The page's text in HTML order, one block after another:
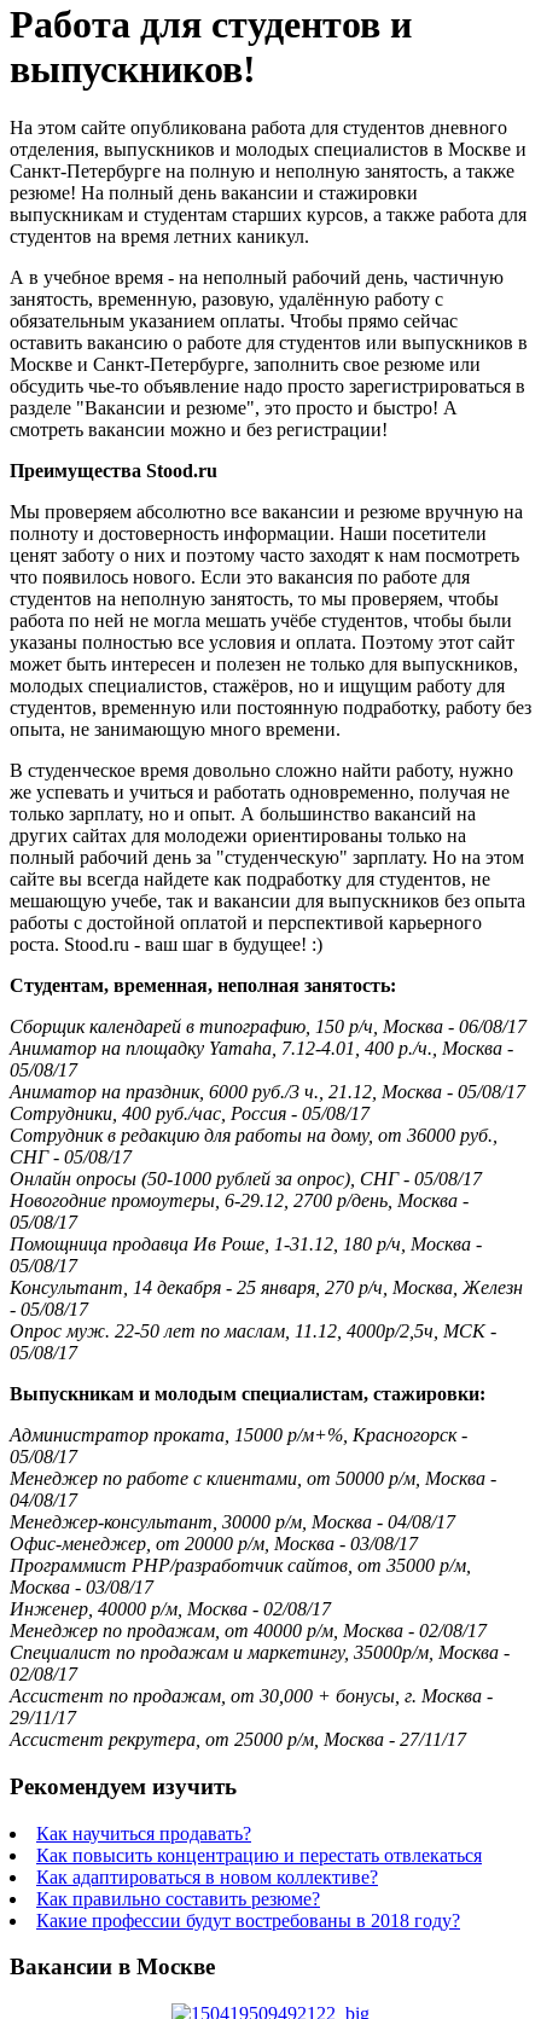
Работа для студентов и
выпускников!
На этом сайте опубликована работа для студентов дневного
отделения, выпускников и молодых специалистов в Москве и
Санкт-Петербурге на полную и неполную занятость, а также
резюме! На полный день вакансии и стажировки
выпускникам и студентам старших курсов, а также работа для
студентов на время летних каникул.
А в учебное время - на неполный рабочий день, частичную
занятость, временную, разовую, удалённую работу с
обязательным указанием оплаты. Чтобы прямо сейчас
оставить вакансию о работе для студентов или выпускников в
Москве и Санкт-Петербурге, заполнить свое резюме или
обсудить чье-то объявление надо просто зарегистрироваться в
разделе "Вакансии и резюме", это просто и быстро! А
смотреть вакансии можно и без регистрации!
Преимущества Stood.ru
Мы проверяем абсолютно все вакансии и резюме вручную на
полноту и достоверность информации. Наши посетители
ценят заботу о них и поэтому часто заходят к нам посмотреть
что появилось нового. Если это вакансия по работе для
студентов на неполную занятость, то мы проверяем, чтобы
работа по ней не могла мешать учёбе студентов, чтобы были
указаны полностью все условия и оплата. Поэтому этот сайт
может быть интересен и полезен не только для выпускников,
молодых специалистов, стажёров, но и ищущим работу для
студентов, временную или постоянную подработку, работу без
опыта, не занимающую много времени.
В студенческое время довольно сложно найти работу, нужно
же успевать и учиться и работать одновременно, получая не
только зарплату, но и опыт. А большинство вакансий на
других сайтах для молодежи ориентированы только на
полный рабочий день за "студенческую" зарплату. Но на этом
сайте вы всегда найдете как подработку для студентов, не
мешающую учебе, так и вакансии для выпускников без опыта
работы с достойной оплатой и перспективой карьерного
роста. Stood.ru - ваш шаг в будущее! :)
Студентам, временная, неполная занятость:
Сборщик календарей в типографию, 150 р/ч, Москва - 06/08/17
Аниматор на площадку Yamaha, 7.12-4.01, 400 р./ч., Москва -
05/08/17
Аниматор на праздник, 6000 руб./3 ч., 21.12, Москва - 05/08/17
Сотрудники, 400 руб./час, Россия - 05/08/17
Сотрудник в редакцию для работы на дому, от 36000 руб.,
СНГ - 05/08/17
Онлайн опросы (50-1000 рублей за опрос), СНГ - 05/08/17
Новогодние промоутеры, 6-29.12, 2700 р/день, Москва -
05/08/17
Помощница продавца Ив Роше, 1-31.12, 180 р/ч, Москва -
05/08/17
Консультант, 14 декабря - 25 января, 270 р/ч, Москва, Железн
- 05/08/17
Опрос муж. 22-50 лет по маслам, 11.12, 4000р/2,5ч, МСК -
05/08/17
Выпускникам и молодым специалистам, стажировки:
Администратор проката, 15000 р/м+%, Красногорск -
05/08/17
Менеджер по работе с клиентами, от 50000 р/м, Москва -
04/08/17
Менеджер-консультант, 30000 р/м, Москва - 04/08/17
Офис-менеджер, от 20000 р/м, Москва - 03/08/17
Программист PHP/разработчик сайтов, от 35000 р/м,
Москва - 03/08/17
Инженер, 40000 р/м, Москва - 02/08/17
Менеджер по продажам, от 40000 р/м, Москва - 02/08/17
Специалист по продажам и маркетингу, 35000р/м, Москва -
02/08/17
Ассистент по продажам, от 30,000 + бонусы, г. Москва -
29/11/17
Ассистент рекрутера, от 25000 р/м, Москва - 27/11/17
Рекомендуем изучить
Как научиться продавать?
Как повысить концентрацию и перестать отвлекаться
Как адаптироваться в новом коллективе?
Как правильно составить резюме?
Какие профессии будут востребованы в 2018 году?
Вакансии в Москве